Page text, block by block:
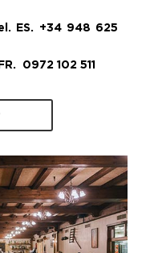
ES. +34 948 625
0972 102 511